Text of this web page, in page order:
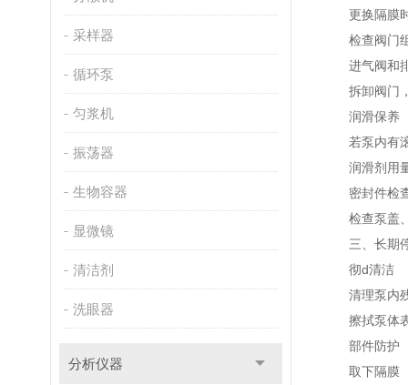
采样器
循环泵
匀浆机
振荡器
生物容器
显微镜
清洁剂
洗眼器
分析仪器
更换隔膜时
检查阀门
进气阀和排
拆卸阀门，
润滑保养（
若泵内有滚
润滑剂用量
密封件检
检查泵盖、
三、长期停
彻d清洁
清理泵内残
擦拭泵体表
部件防护
取下隔膜（